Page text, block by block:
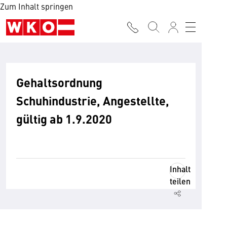
Zum Inhalt springen
Gehaltsordnung
Schuhindustrie, Angestellte,
gültig ab 1.9.2020
Inhalt
teilen